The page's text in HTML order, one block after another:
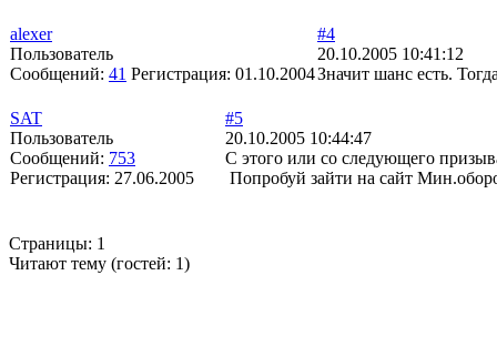
alexer
Пользователь
Сообщений: 41 Регистрация: 01.10.2004
#4
20.10.2005 10:41:12
Значит шанс есть.
SAT
Пользователь
Сообщений: 753
Регистрация: 27.06.2005
#5
20.10.2005 10:44:47
С этого или со следующего
Попробуй зайти на сайт
Страницы: 1
Читают тему (гостей: 1)